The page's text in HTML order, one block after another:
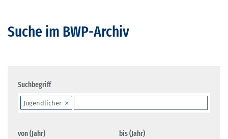
Suche im BWP-Archiv
Suchbegriff
Jugendlicher
von (Jahr) bis (Jahr)